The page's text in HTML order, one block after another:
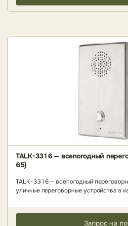
TALK-3316 — всепогодный
65)
TALK-3316 — всепогодный
уличные переговорные устройства в
Запрос на